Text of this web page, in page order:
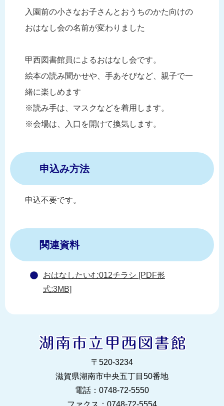
入園前の小さなお子さんとおうちのかた向けの
おはなし会の名前が変わりました
甲西図書館員によるおはなし会です。
絵本の読み聞かせや、手あそびなど、親子で一
緒に楽しめます
※読み手は、マスクなどを着用します。
※会場は、入口を開けて換気します。
申込み方法
申込不要です。
関連資料
おはなしたいむ012チラシ [PDF形
式:3MB]
〒520‐3234
滋賀県湖南市中央五丁目50番地
電話：0748‐72‐5550
ファクス：0748‐72‐5554